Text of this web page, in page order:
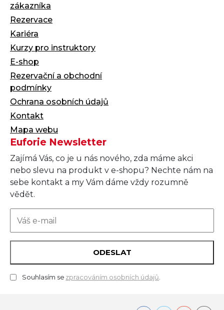
zákazníka
Rezervace
Kariéra
Kurzy pro instruktory
E-shop
Rezervační a obchodní
podmínky
Ochrana osobních údajů
Kontakt
Mapa webu
Euforie Newsletter
Zajímá Vás, co je u nás nového, zda máme akci
nebo slevu na produkt v e-shopu? Nechte nám na
sebe kontakt a my Vám dáme vždy rozumně
vědět.
ODESLAT
Souhlasím se zpracováním osobních údajů